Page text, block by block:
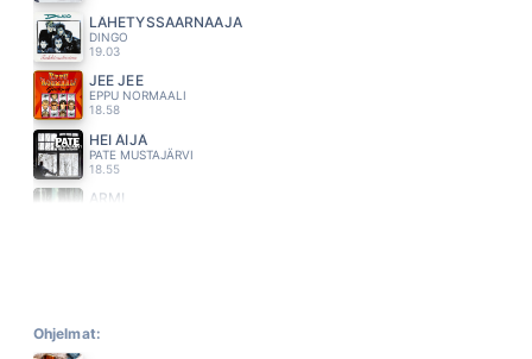
LÄHETYSSAARNAAJA
DINGO
19.03
JEE JEE
EPPU NORMAALI
18.58
HEI ÄIJÄ
PATE MUSTAJÄRVI
18.55
ARMI
PATE MUSTAJÄRVI
Ohjelmat: